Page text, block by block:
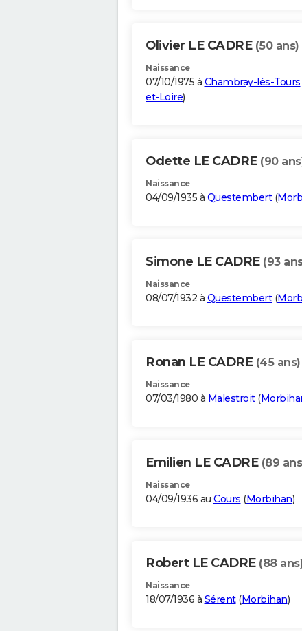
Olivier LE CADRE (50 ans)
Naissance
07/10/1975 à Chambray-lès-Tours
et-Loire)
Odette LE CADRE (90
Naissance
04/09/1935 à Questembert(
Simone LE CADRE (93
Naissance
08/07/1932 à Questembert(
Ronan LE CADRE (45 ans)
Naissance
07/03/1980 à Malestroit(
Emilien LE CADRE (89
Naissance
04/09/1936 au Cours (Morbihan)
Robert LE CADRE (88
Naissance
18/07/1936 à Sérent(Morbihan)